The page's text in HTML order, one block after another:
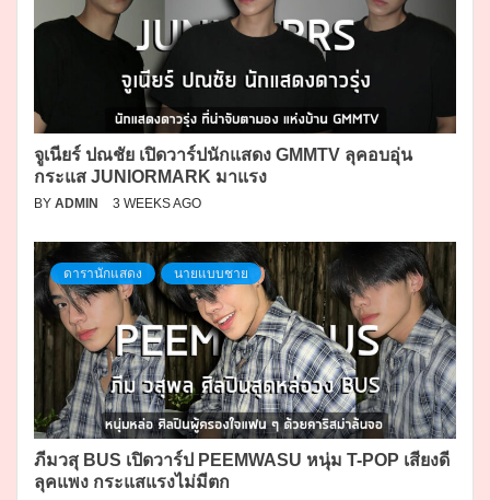
จูเนียร์ ปณชัย เปิดวาร์ปนักแสดง GMMTV ลุคอบอุ่น
กระแส JUNIORMARK มาแรง
BY ADMIN 3 WEEKS AGO
ดารานักแสดง นายแบบชาย
ภีมวสุ BUS เปิดวาร์ป PEEMWASU หนุ่ม T-POP เสียงดี
ลุคแพง กระแสแรงไม่มีตก